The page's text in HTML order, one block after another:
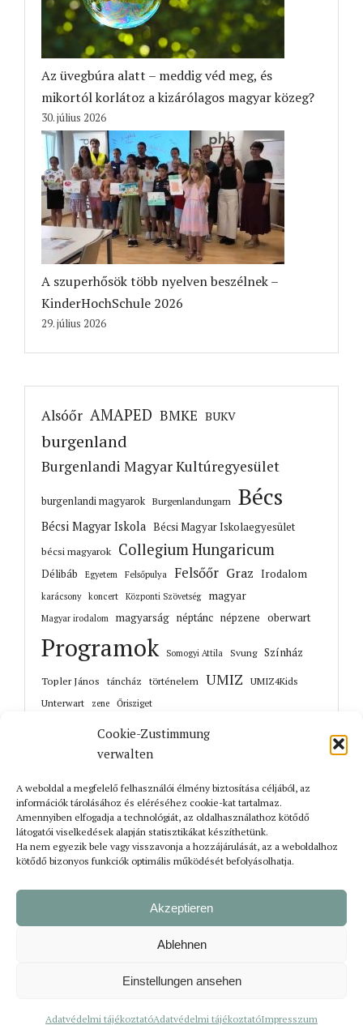
Cookie-Zustimmung
verwalten
A weboldal a megfelelő felhasználói élmény biztosítása céljából, az
információk tárolásához és eléréséhez cookie-kat tartalmaz.
Amennyiben elfogadja a technológiát, az oldalhasználathoz kötődő
látogatói viselkedések alapján statisztikákat készíthetünk.
Ha nem egyezik bele vagy visszavonja a hozzájárulását, az a weboldalhoz
kötődő bizonyos funkciók optimális működését befolyásolhatja.
Akzeptieren
Ablehnen
Einstellungen ansehen
Adatvédelmi tájékoztatóAdatvédelmi tájékoztatóImpresszum
Az üvegbúra alatt – meddig véd meg, és
mikortól korlátoz a kizárólagos magyar közeg?
30. július 2026
A szuperhősök több nyelven beszélnek –
KinderHochSchule 2026
29. július 2026
Alsóőr AMAPED BMKE BUKV
burgenland
Burgenlandi Magyar Kultúregyesület
burgenlandi magyarok Burgenlandungarn Bécs
Bécsi Magyar Iskola Bécsi Magyar Iskolaegyesület
bécsi magyarok Collegium Hungaricum
Délibáb Egyetem Felsőpulya Felsőőr Graz Irodalom
karácsony koncert Központi Szövetség magyar
Magyar irodalom magyarság néptánc népzene oberwart
Programok Somogyi Attila Svung Színház
Topler János táncház történelem UMIZ
UMIZ4Kids
Unterwart
zene Őrisziget
Korábbi cikkek
© Szerzői jog Rolunk | Végrehajtássuxxess solution GmbH